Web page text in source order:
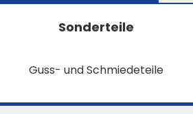
Sonderteile
Guss- und Schmiedeteile